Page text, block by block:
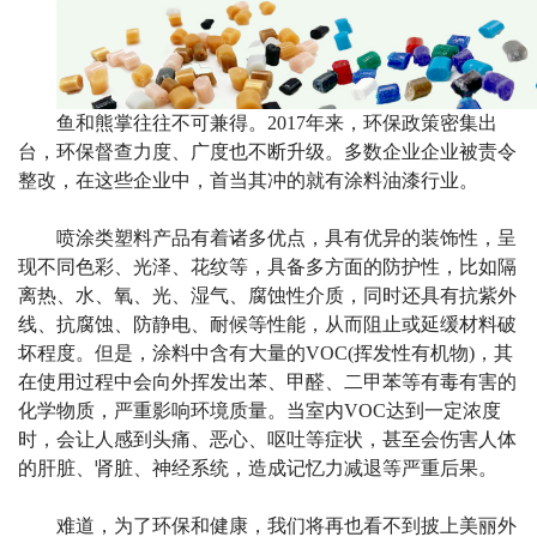
鱼和熊掌往往不可兼得。 2017年来，环保政策密集出
台，环保督查力度、广度也不断升级。多数企业企业被责令
整改，在这些企业中，首当其冲的就有涂料油漆行业。
喷涂类塑料产品有着诸多优点，具有优异的装饰性，呈
现不同色彩、光泽、花纹等，具备多方面的防护性，比如隔
离热、水、氧、光、湿气、腐蚀性介质，同时还具有抗紫外
线、抗腐蚀、防静电、耐候等性能，从而阻止或延缓材料破
坏程度。但是，涂料中含有大量的VOC(挥发性有机物) ，其
在使用过程中会向外挥发出苯、甲醛、二甲苯等有毒有害的
化学物质，严重影响环境质量。当室内VOC达到一定浓度
时，会让人感到头痛、恶心、呕吐等症状，甚至会伤害人体
的肝脏、肾脏、神经系统，造成记忆力减退等严重后果。
难道，为了环保和健康，我们将再也看不到披上美丽外